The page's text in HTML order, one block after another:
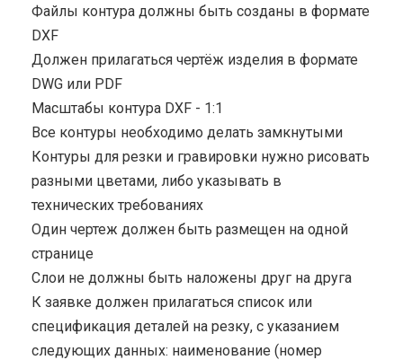
Файлы контура должны быть созданы в формате
DXF
Должен прилагаться чертёж изделия в формате
DWG или PDF
Масштабы контура DXF - 1:1
Все контуры необходимо делать замкнутыми
Контуры для резки и гравировки нужно рисовать
разными цветами, либо указывать в
технических требованиях
Один чертеж должен быть размещен на одной
странице
Cлои не должны быть наложены друг на друга
К заявке должен прилагаться список или
спецификация деталей на резку, с указанием
следующих данных: наименование (номер